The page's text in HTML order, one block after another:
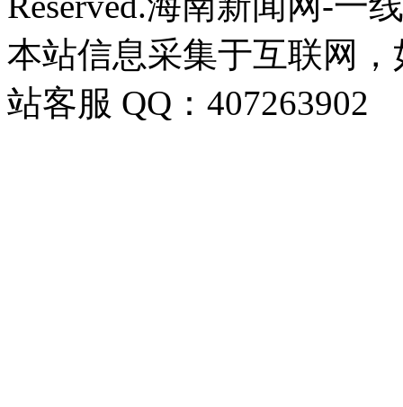
本站信息采集于互联网
站客服 QQ：407263902